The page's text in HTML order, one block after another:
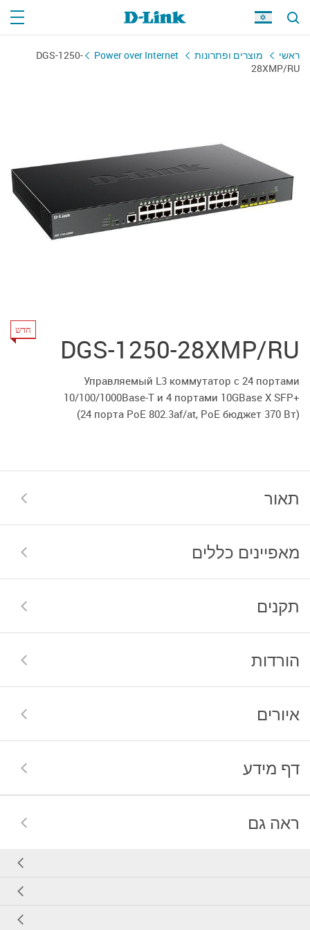
ראשי מוצרים ופתרונות Power over Internet
DGS-1250-
28XMP/RU
DGS-1250-28XMP/RU
חדש
Управляемый L3 коммутатор c 24 портами
10/100/1000Base-T и 4 портами 10GBase X SFP+
(24 порта PoE 802.3af/at, PoE бюджет 370 Вт)
תאור
מאפיינים כללים
תקנים
הורדות
איורים
דף מידע
ראה גם